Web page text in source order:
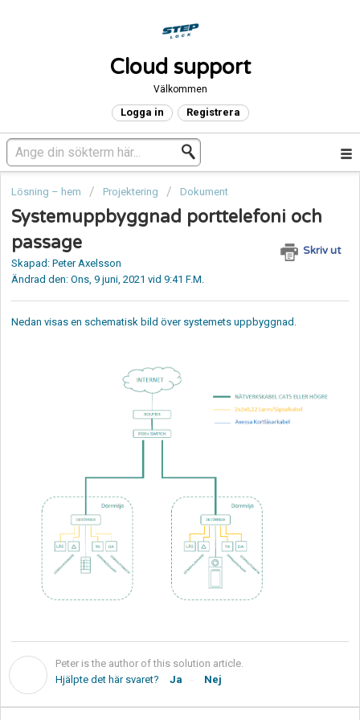
Cloud support
Välkommen
Logga in Registrera
Lösning – hem Projektering Dokument
Systemuppbyggnad porttelefoni och
passage
Skriv ut
Skapad: Peter Axelsson
Ändrad den: Ons, 9 juni, 2021 vid 9:41 F.M.
Nedan visas en schematisk bild över systemets uppbyggnad.
Peter is the author of this solution article.
Hjälpte det här svaret?
Ja Nej